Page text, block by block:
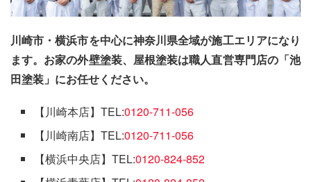
川崎市・横浜市を中心に神奈川県全域が施工エリアになり
ます。お家の外壁塗装、屋根塗装は職人直営専門店の「池
田塗装」にお任せください。
【川崎本店】TEL:0120-711-056
【川崎南店】TEL:0120-711-056
【横浜中央店】TEL:0120-824-852